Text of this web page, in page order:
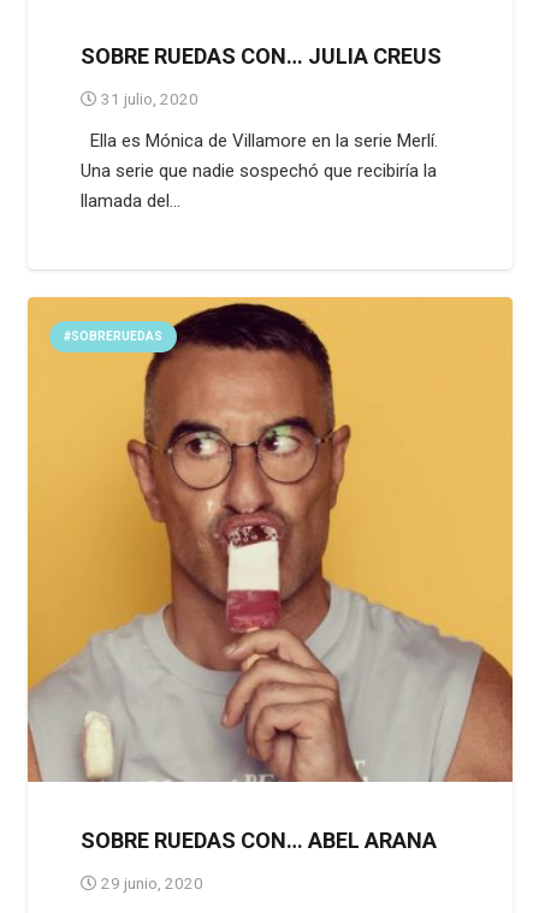
SOBRE RUEDAS CON… JULIA CREUS
31 julio, 2020
Ella es Mónica de Villamore en la serie Merlí.
Una serie que nadie sospechó que recibiría la
llamada del…
#SOBRERUEDAS
SOBRE RUEDAS CON… ABEL ARANA
29 junio, 2020